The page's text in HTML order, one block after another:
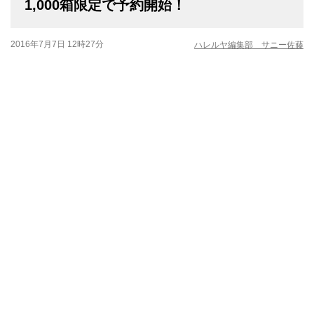
1,000箱限定で予約開始！
2016年7月7日 12時27分 ハレルヤ編集部 サニー佐藤